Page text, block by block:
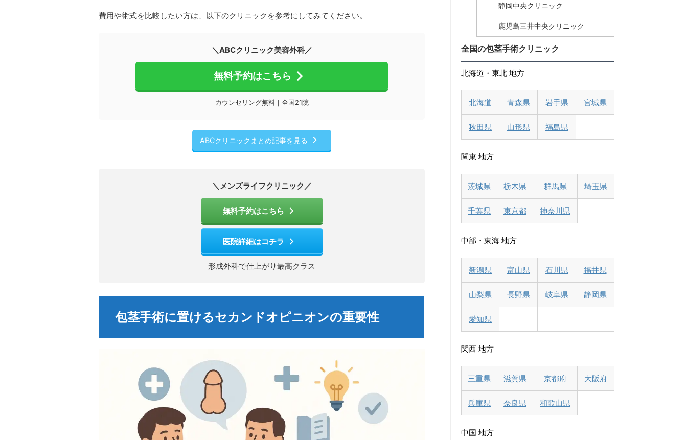
費用や術式を比較したい方は、以下のクリニックを参考にしてみてください。
＼ABCクリニック美容外科／
無料予約はこちら
カウンセリング無料｜全国21院
ABCクリニックまとめ記事を見る
＼メンズライフクリニック／
無料予約はこちら
医院詳細はコチラ
形成外科で仕上がり最高クラス
包茎手術に置けるセカンドオピニオンの重要性
静岡中央クリニック
鹿児島三井中央クリニック
全国の包茎手術クリニック
北海道・東北 地方
北海道 青森県 岩手県 宮城県
秋田県 山形県 福島県
関東 地方
茨城県 栃木県 群馬県 埼玉県
千葉県 東京都 神奈川県
中部・東海 地方
新潟県 富山県 石川県 福井県
山梨県 長野県 岐阜県 静岡県
愛知県
関西 地方
三重県 滋賀県 京都府 大阪府
兵庫県 奈良県 和歌山県
中国 地方